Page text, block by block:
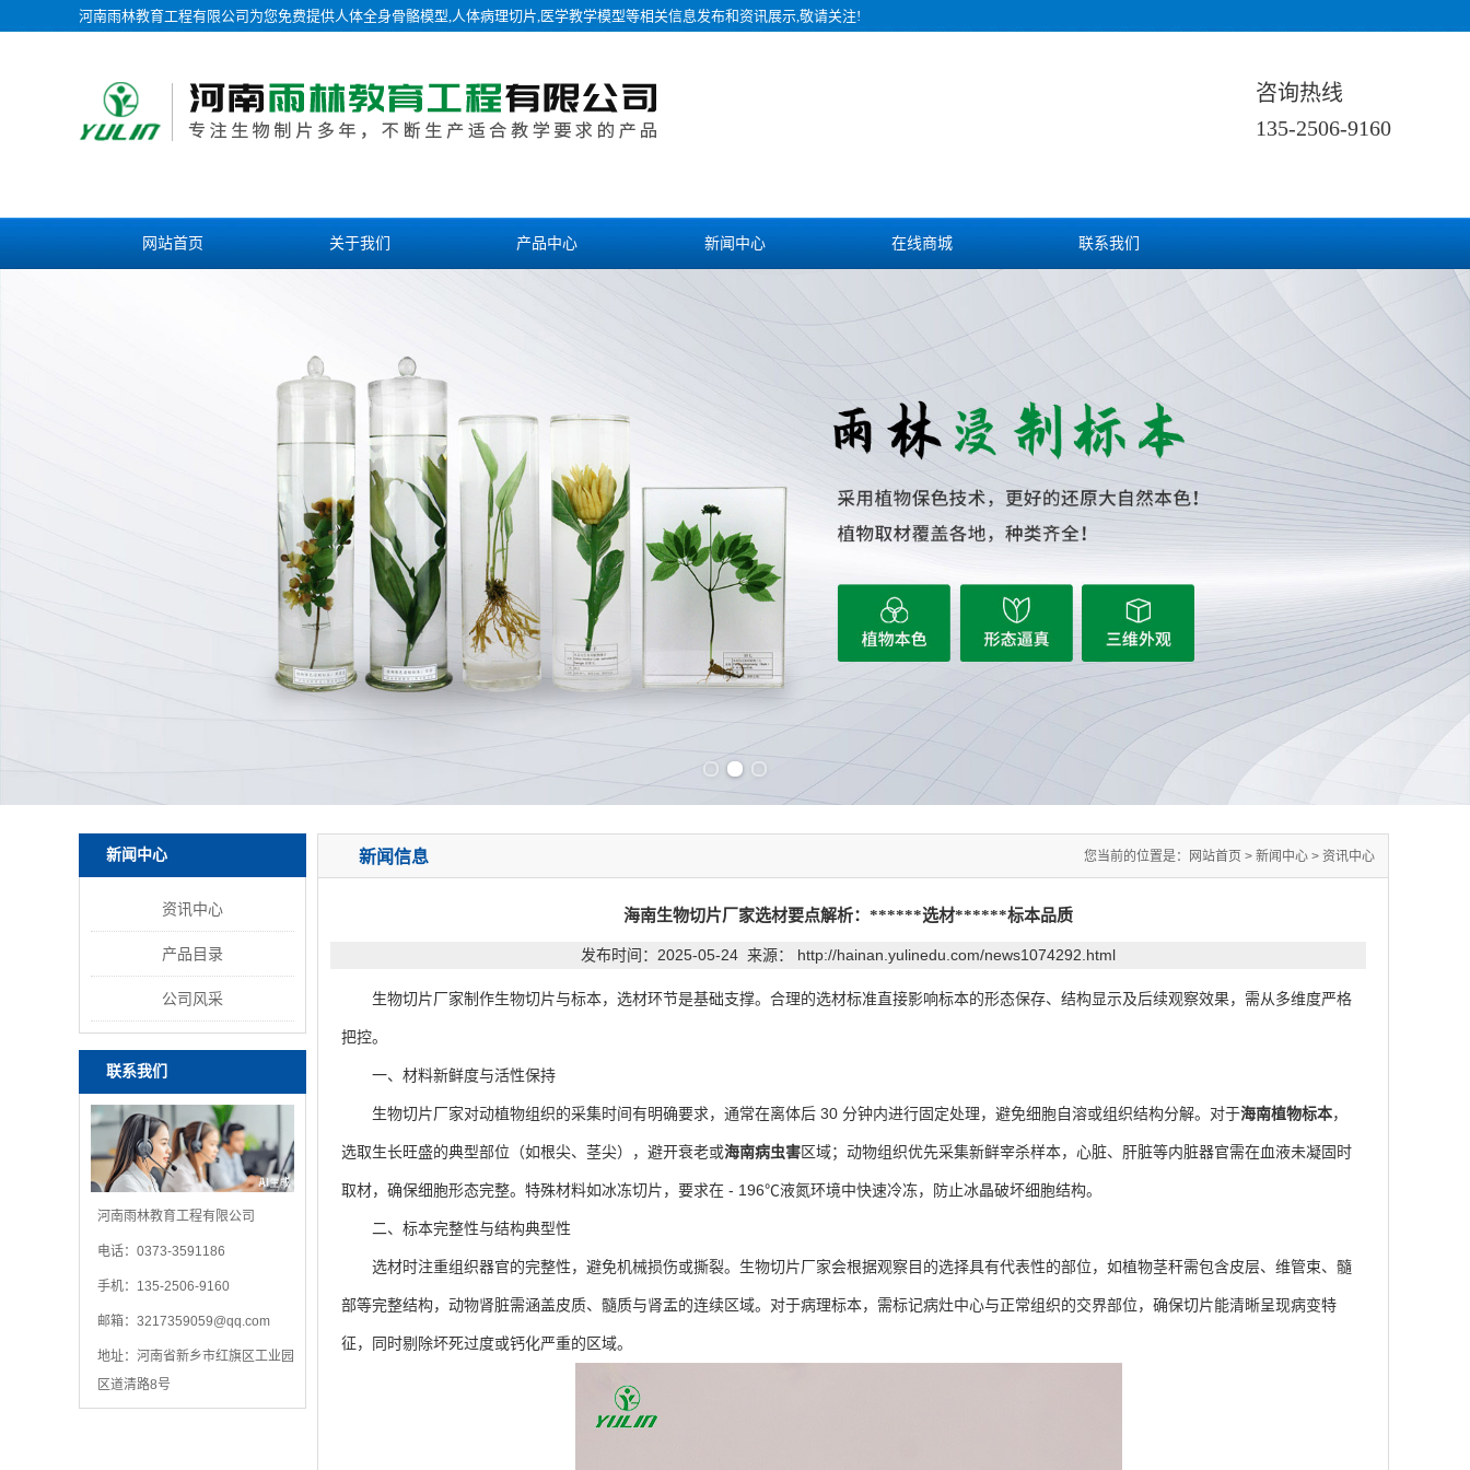
河南雨林教育工程有限公司为您免费提供人体全身骨骼模型,人体病理切片,医学教学模型等相关信息发布和资讯展示,敬请关注!
咨询热线
135-2506-9160
网站首页 关于我们 产品中心 新闻中心 在线商城 联系我们
新闻中心
资讯中心
产品目录
公司风采
联系我们
河南雨林教育工程有限公司
电话：0373-3591186
手机：135-2506-9160
邮箱： 3217359059@qq.com
地址：河南省新乡市红旗区工业园
区道清路8号
新闻信息 您当前的位置是： 网站首页 > 新闻中心 > 资讯中心
海南生物切片厂家选材要点解析：******选材******标本品质
发布时间：2025-05-24 来源： http://hainan.yulinedu.com/news1074292.html
生物切片厂家制作生物切片与标本，选材环节是基础支撑。合理的选材标准直接影响标本的形态保存、结构显示及后续观察效果，需从多维度严格
把控。
一、材料新鲜度与活性保持
生物切片厂家对动植物组织的采集时间有明确要求，通常在离体后 30 分钟内进行固定处理，避免细胞自溶或组织结构分解。对于海南植物标本，
选取生长旺盛的典型部位（如根尖、茎尖），避开衰老或海南病虫害区域；动物组织优先采集新鲜宰杀样本，心脏、肝脏等内脏器官需在血液未凝固时
取材，确保细胞形态完整。特殊材料如冰冻切片，要求在 - 196℃液氮环境中快速冷冻，防止冰晶破坏细胞结构。
二、标本完整性与结构典型性
选材时注重组织器官的完整性，避免机械损伤或撕裂。生物切片厂家会根据观察目的选择具有代表性的部位，如植物茎秆需包含皮层、维管束、髓
部等完整结构，动物肾脏需涵盖皮质、髓质与肾盂的连续区域。对于病理标本，需标记病灶中心与正常组织的交界部位，确保切片能清晰呈现病变特
征，同时剔除坏死过度或钙化严重的区域。